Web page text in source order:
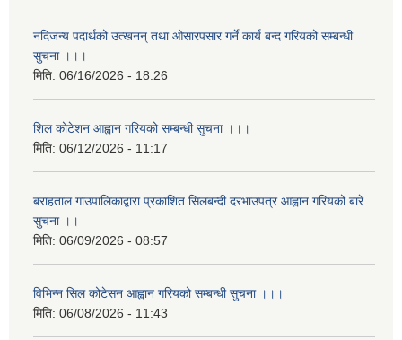
नदिजन्य पदार्थको उत्खनन् तथा ओसारपसार गर्ने कार्य बन्द गरियको सम्बन्धी
सुचना ।।।
मिति: 06/16/2026 - 18:26
शिल कोटेशन आह्वान गरियको सम्बन्धी सुचना ।।।
मिति: 06/12/2026 - 11:17
बराहताल गाउपालिकाद्वारा प्रकाशित सिलबन्दी दरभाउपत्र आह्वान गरियको बारे
सुचना ।।
मिति: 06/09/2026 - 08:57
विभिन्न सिल कोटेसन आह्वान गरियको सम्बन्धी सुचना ।।।
मिति: 06/08/2026 - 11:43